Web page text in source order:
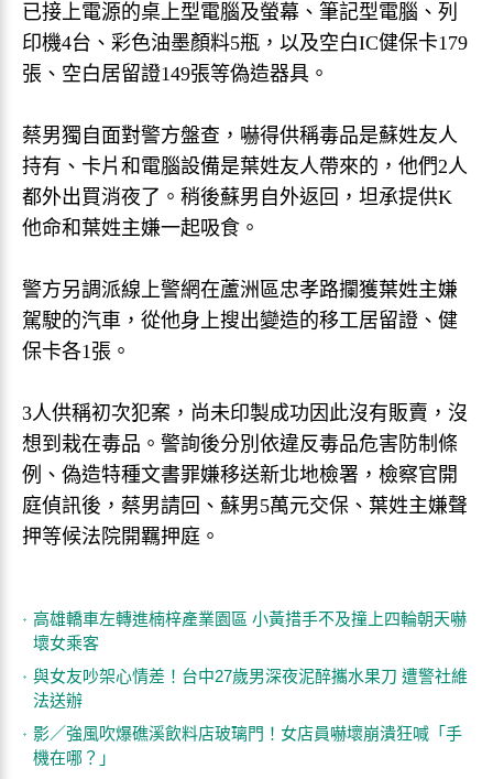
已接上電源的桌上型電腦及螢幕、筆記型電腦、列
印機4台、彩色油墨顏料5瓶，以及空白IC健保卡179
張、空白居留證149張等偽造器具。
蔡男獨自面對警方盤查，嚇得供稱毒品是蘇姓友人
持有、卡片和電腦設備是葉姓友人帶來的，他們2人
都外出買消夜了。稍後蘇男自外返回，坦承提供K
他命和葉姓主嫌一起吸食。
警方另調派線上警網在蘆洲區忠孝路攔獲葉姓主嫌
駕駛的汽車，從他身上搜出變造的移工居留證、健
保卡各1張。
3人供稱初次犯案，尚未印製成功因此沒有販賣，沒
想到栽在毒品。警詢後分別依違反毒品危害防制條
例、偽造特種文書罪嫌移送新北地檢署，檢察官開
庭偵訊後，蔡男請回、蘇男5萬元交保、葉姓主嫌聲
押等候法院開羈押庭。
高雄轎車左轉進楠梓產業園區 小黃措手不及撞上四輪朝天嚇
壞女乘客
與女友吵架心情差！台中27歲男深夜泥醉攜水果刀 遭警社維
法送辦
影／強風吹爆礁溪飲料店玻璃門！女店員嚇壞崩潰狂喊「手
機在哪？」